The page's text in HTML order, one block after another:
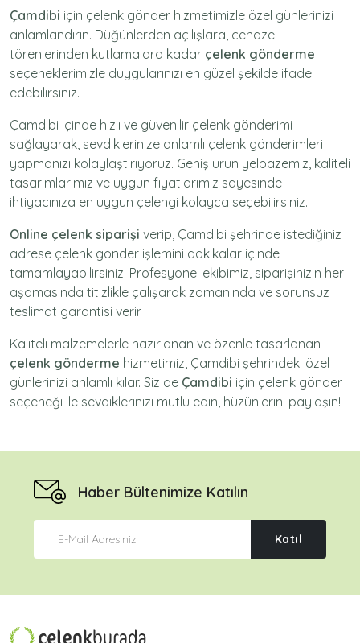
Çamdibi için çelenk gönder hizmetimizle özel günlerinizi
anlamlandırın. Düğünlerden açılışlara, cenaze
törenlerinden kutlamalara kadar çelenk gönderme
seçeneklerimizle duygularınızı en güzel şekilde ifade
edebilirsiniz.
Çamdibi içinde hızlı ve güvenilir çelenk gönderimi
sağlayarak, sevdiklerinize anlamlı çelenk gönderimleri
yapmanızı kolaylaştırıyoruz. Geniş ürün yelpazemiz, kaliteli
tasarımlarımız ve uygun fiyatlarımız sayesinde
ihtiyacınıza en uygun çelengi kolayca seçebilirsiniz.
Online çelenk siparişi verip, Çamdibi şehrinde istediğiniz
adrese çelenk gönder işlemini dakikalar içinde
tamamlayabilirsiniz. Profesyonel ekibimiz, siparişinizin her
aşamasında titizlikle çalışarak zamanında ve sorunsuz
teslimat garantisi verir.
Kaliteli malzemelerle hazırlanan ve özenle tasarlanan
çelenk gönderme hizmetimiz, Çamdibi şehrindeki özel
günlerinizi anlamlı kılar. Siz de Çamdibi için çelenk gönder
seçeneği ile sevdiklerinizi mutlu edin, hüzünlerini paylaşın!
Haber Bültenimize Katılın
Katıl